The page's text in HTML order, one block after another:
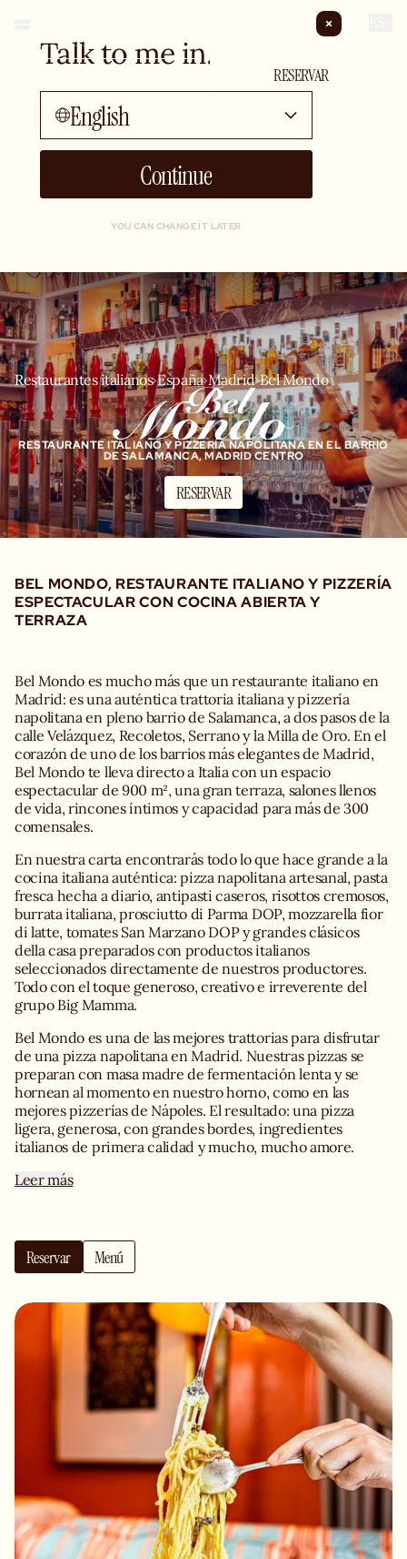
Talk to me in...
English
Continue
YOU CAN CHANGE IT LATER
RESERVAR
Restaurantes italianos España Madrid Bel Mondo
RESTAURANTE ITALIANO Y PIZZERÍA NAPOLITANA EN EL BARRIO
DE SALAMANCA, MADRID CENTRO
RESERVAR
BEL MONDO, RESTAURANTE ITALIANO Y PIZZERÍA
ESPECTACULAR CON COCINA ABIERTA Y
TERRAZA
Bel Mondo es mucho más que un restaurante italiano en
Madrid: es una auténtica trattoria italiana y pizzería
napolitana en pleno barrio de Salamanca, a dos pasos de la
calle Velázquez, Recoletos, Serrano y la Milla de Oro. En el
corazón de uno de los barrios más elegantes de Madrid,
Bel Mondo te lleva directo a Italia con un espacio
espectacular de 900 m², una gran terraza, salones llenos
de vida, rincones íntimos y capacidad para más de 300
comensales.
En nuestra carta encontrarás todo lo que hace grande a la
cocina italiana auténtica: pizza napolitana artesanal, pasta
fresca hecha a diario, antipasti caseros, risottos cremosos,
burrata italiana, prosciutto di Parma DOP, mozzarella fior
di latte, tomates San Marzano DOP y grandes clásicos
della casa preparados con productos italianos
seleccionados directamente de nuestros productores.
Todo con el toque generoso, creativo e irreverente del
grupo Big Mamma.
Bel Mondo es una de las mejores trattorias para disfrutar
de una pizza napolitana en Madrid. Nuestras pizzas se
preparan con masa madre de fermentación lenta y se
hornean al momento en nuestro horno, como en las
mejores pizzerías de Nápoles. El resultado: una pizza
ligera, generosa, con grandes bordes, ingredientes
italianos de primera calidad y mucho, mucho amore.
Leer más
tradición italiana. Pastas frescas, platos de temporada,
recetas caseras y especialidades icónicas como la
pecorino, la Pizza Mammargherita con pomodoro San
Marzano DOP, mozzarella fior di latte y basilico fresco, o
nuestro tiramisù casero, uno de los grandes clásicos de
Big Mamma.
Ya sea para salir a comer por Madrid, cenar en el barrio de
Salamanca, disfrutar de una pizza con amigos, celebrar
una ocasión especial o reservar una mesa para un grupo,
Bel Mondo es el lugar perfecto para vivir una experiencia
italiana completa. También ofrecemos reservas para
grupos de 9 a 30 personas, privatización parcial o total del
restaurante para cumpleaños, comidas de empresa, cenas
privadas, eventos corporativos y grandes celebraciones en
Madrid.
Reservar Menú